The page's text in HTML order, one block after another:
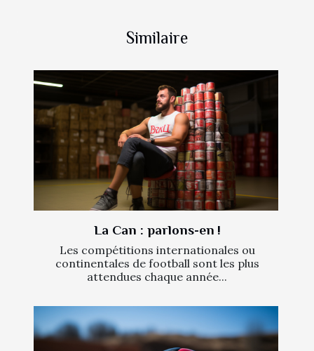
Similaire
La Can : parlons-en !
Les compétitions internationales ou
continentales de football sont les plus
attendues chaque année...